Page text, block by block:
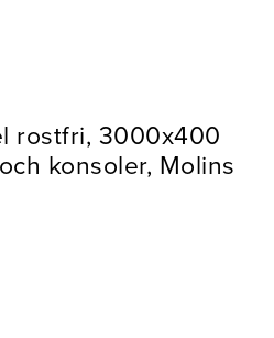
rostfri, 3000x400
konsoler, Molins